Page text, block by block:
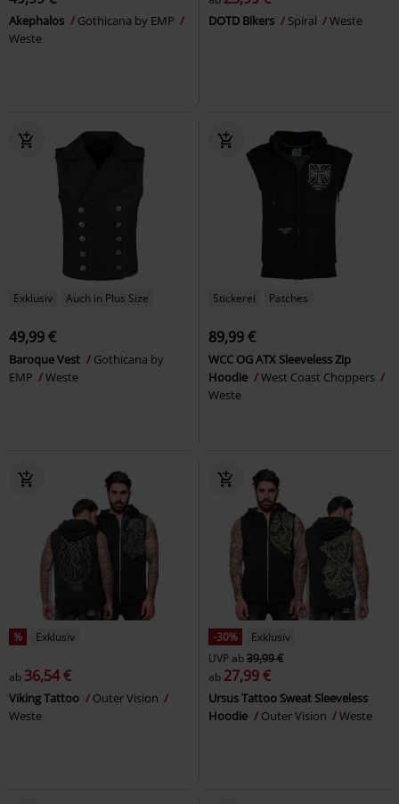
Akephalos
Gothicana by EMP
Weste
DOTD Bikers Spiral Weste
Exklusiv Auch in Plus Size
49,99 €
Baroque Vest
Gothicana by
EMP
Weste
Stickerei Patches
89,99 €
WCC OG ATX Sleeveless Zip
Hoodie
West Coast Choppers
Weste
% Exklusiv
ab 36,54 €
Viking Tattoo
Outer Vision
Weste
-30%
Exklusiv
UVPab39,99 €
ab 27,99 €
Ursus Tattoo Sweat Sleeveless
Hoodie
Outer Vision Weste